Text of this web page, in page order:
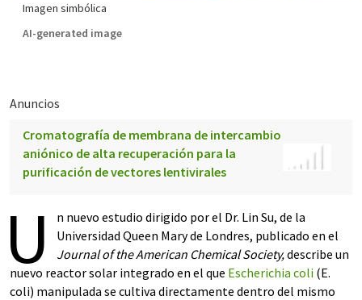
Imagen simbólica
AI-generated image
Anuncios
Cromatografía de membrana de intercambio
aniónico de alta recuperación para la
purificación de vectores lentivirales
U
n nuevo estudio dirigido por el Dr. Lin Su, de la
Universidad Queen Mary de Londres, publicado en el
Journal of the American Chemical Society,describe un
nuevo reactor solar integrado en el que Escherichia coli (E.
coli) manipulada se cultiva directamente dentro del mismo